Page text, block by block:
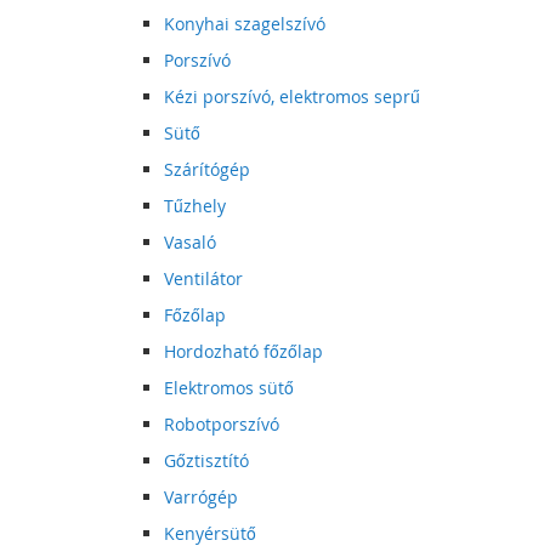
Konyhai szagelszívó
Porszívó
Kézi porszívó, elektromos seprű
Sütő
Szárítógép
Tűzhely
Vasaló
Ventilátor
Főzőlap
Hordozható főzőlap
Elektromos sütő
Robotporszívó
Gőztisztító
Varrógép
Kenyérsütő